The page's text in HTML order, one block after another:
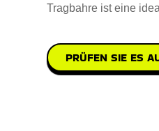
Tragbahre ist eine
PRÜFEN SIE ES